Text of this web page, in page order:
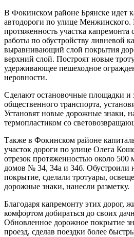
В Фокинском районе Брянске идет
автодороги по улице
протяженность участка капремонта
работы по обустройству ливневой
выравнивающий слой покрытия
верхний слой. Построят новые
удерживающее пешеходное
неровности.
Сделают остановочные площадки и
общественного транспорта,
Установят новые дорожные знаки,
термопластиком со
Также в Фокинском районе
участок дороги по улице Олега
отрезок протяженностью около 500
домов № 34, 34а и 34б. Обустроили
покрытие, сделали тротуары,
дорожные знаки, нанесли разметку.
Благодаря капремонту этих дорог,
комфортом добираться до своих
Обновленное дорожное покрытие
проезд, сделав поездки более